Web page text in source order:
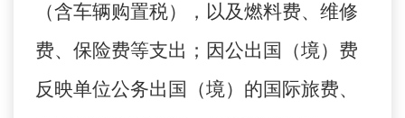
（含车辆购置税），以及燃料费、维修
费、保险费等支出；因公出国（境）费
反映单位公务出国（境）的国际旅费、